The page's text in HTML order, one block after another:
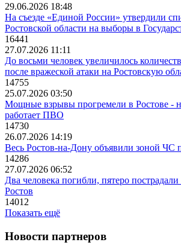
29.06.2026 18:48
На съезде «Единой России» утвердили
Ростовской области на выборы в
16441
27.07.2026 11:11
До восьми человек увеличилось
после вражеской атаки на Ростовскую
14755
25.07.2026 03:50
Мощные взрывы прогремели в Ростове -
работает ПВО
14730
26.07.2026 14:19
Весь Ростов-на-Дону объявили зоной ЧС
14286
27.07.2026 06:52
Два человека погибли, пятеро
Ростов
14012
Показать ещё
Новости партнеров